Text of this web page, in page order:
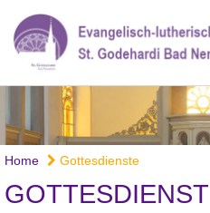
Home Gottesdienste